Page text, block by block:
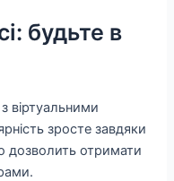
будьте в
віртуальними
зросте завдяки
дозволить отримати